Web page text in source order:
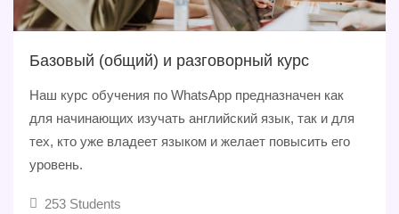
Базовый (общий) и разговорный курс
Наш курс обучения по WhatsApp предназначен как
для начинающих изучать английский язык, так и для
тех, кто уже владеет языком и желает повысить его
уровень.
253 Students